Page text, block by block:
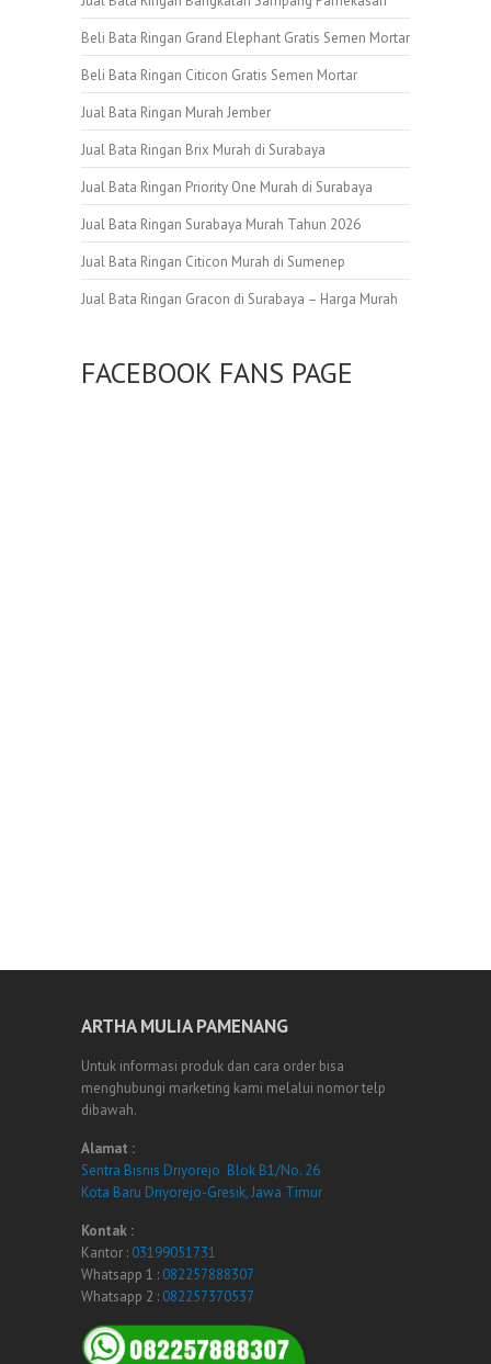
Beli Bata Ringan Grand Elephant Gratis Semen Mortar
Beli Bata Ringan Citicon Gratis Semen Mortar
Jual Bata Ringan Murah Jember
Jual Bata Ringan Brix Murah di Surabaya
Jual Bata Ringan Priority One Murah di Surabaya
Jual Bata Ringan Surabaya Murah Tahun 2026
Jual Bata Ringan Citicon Murah di Sumenep
Jual Bata Ringan Gracon di Surabaya – Harga Murah
FACEBOOK FANS PAGE
ARTHA MULIA PAMENANG
Untuk informasi produk dan cara order bisa
menghubungi marketing kami melalui nomor telp
dibawah.
Alamat :
Sentra Bisnis Driyorejo Blok B1/No. 26
Kota Baru Driyorejo-Gresik, Jawa Timur
Kontak :
Kantor : 03199051731
Whatsapp 1 : 082257888307
Whatsapp 2 : 082257370537